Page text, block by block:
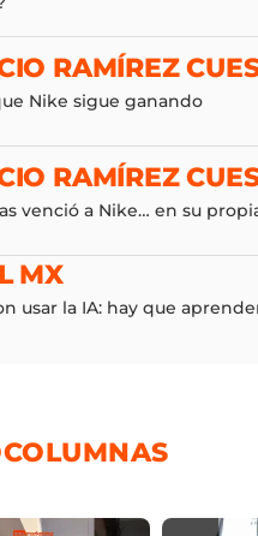
RAMÍREZ
Nike sigue ganando
RAMÍREZ
venció a Nike… en su
MX
usar la IA: hay que